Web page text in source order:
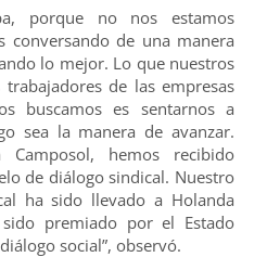
porque no nos estamos
conversando de una manera
lo mejor. Lo que nuestros
de las empresas
buscamos es sentarnos a
sea la manera de avanzar.
hemos recibido
de diálogo sindical. Nuestro
ha sido llevado a Holanda
premiado por el Estado
social”, observó.